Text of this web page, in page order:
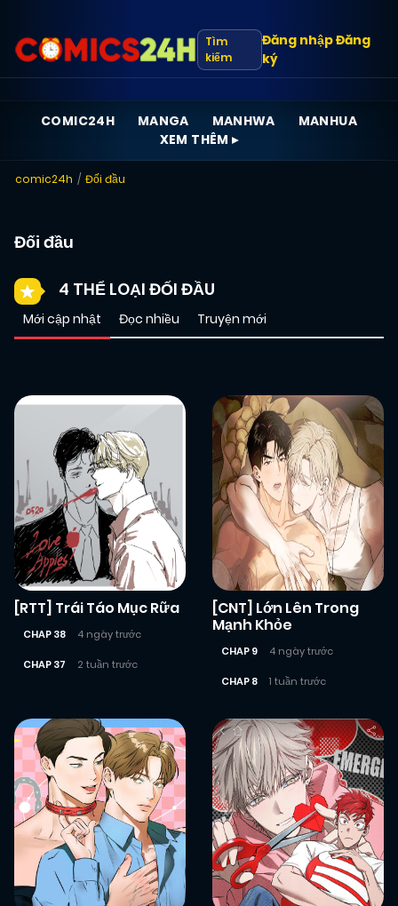
Tìm
kiếm
Đăng nhậpĐăng
ký
COMIC24H MANGA MANHWA
MANHUA
XEM THÊM ▸
comic24h Đối đầu
Đối đầu
4 THỂ LOẠI ĐỐI ĐẦU
Mới cập nhật Đọc nhiều Truyện mới
[RTT] Trái Táo Mục Rữa
CHAP 38 4 ngày trước
CHAP 37 2 tuần trước
[CNT] Lớn Lên Trong
Mạnh Khỏe
CHAP 9 4 ngày trước
CHAP 8 1 tuần trước